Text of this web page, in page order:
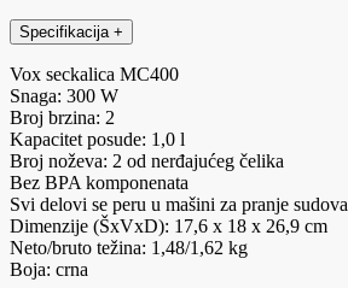
Specifikacija +
Vox seckalica MC400
Snaga: 300 W
Broj brzina: 2
Kapacitet posude: 1,0 l
Broj noževa: 2 od nerđajućeg čelika
Bez BPA komponenata
Svi delovi se peru u mašini za pranje sudova
Dimenzije (ŠxVxD): 17,6 x 18 x 26,9 cm
Neto/bruto težina: 1,48/1,62 kg
Boja: crna